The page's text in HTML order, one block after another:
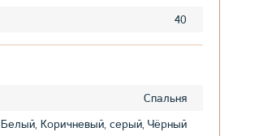
40
Спальня
Белый, Коричневый, серый, Чёрный